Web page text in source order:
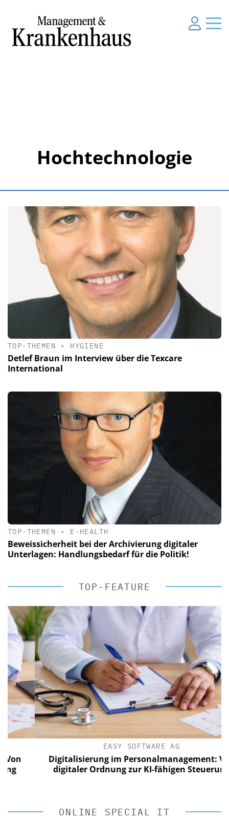
Hochtechnologie
TOP-THEMEN • HYGIENE
Detlef Braun im Interview über die Texcare
International
TOP-THEMEN • E-HEALTH
Beweissicherheit bei der Archivierung digitaler
Unterlagen: Handlungsbedarf für die Politik!
TOP-FEATURE
EASY SOFTWARE AG
Digitalisierung im Personalmanagement: Von
digitaler Ordnung zur KI-fähigen Steuerung
ONLINE SPECIAL IT